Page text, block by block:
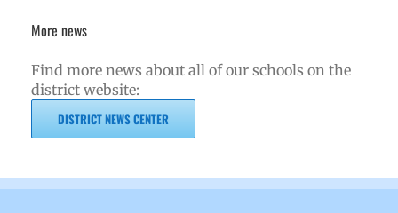
More news
Find more news about all of our schools on the
district website:
DISTRICT NEWS CENTER